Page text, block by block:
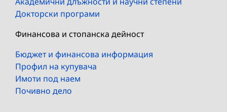
Докторски програми
Финансова и стопанска дейност
Бюджет и финансова информация
Профил на купувача
Имоти под наем
Почивно дело